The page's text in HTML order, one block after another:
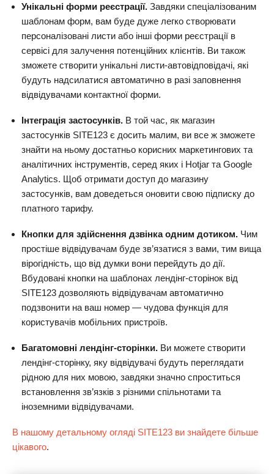
Унікальні форми реєстрації. Завдяки спеціалізованим
шаблонам форм, вам буде дуже легко створювати
персоналізовані листи або інші форми реєстрації в
сервісі для залучення потенційних клієнтів. Ви також
зможете створити унікальні листи-автовідповідачі, які
будуть надсилатися автоматично в разі заповнення
відвідувачами контактної форми.
Інтеграція застосунків. В той час, як магазин
застосунків SITE123 є досить малим, ви все ж зможете
знайти на ньому достатньо корисних маркетингових та
аналітичних інструментів, серед яких і Hotjar та Google
Analytics. Щоб отримати доступ до магазину
застосунків, вам доведеться оновити свою підписку до
платного тарифу.
Кнопки для здійснення дзвінка одним дотиком. Чим
простіше відвідувачам буде зв’язатися з вами, тим вища
вірогідність, що від думки вони перейдуть до дії.
Вбудовані кнопки на шаблонах лендінг-сторінок від
SITE123 дозволяють відвідувачам автоматично
подзвонити на ваш номер — чудова функція для
користувачів мобільних пристроїв.
Багатомовні лендінг-сторінки. Ви можете створити
лендінг-сторінку, яку відвідувачі будуть переглядати
рідною для них мовою, завдяки значно спроститься
встановлення зв’язків з різними спільнотами та
іноземними відвідувачами.
В нашому детальному огляді SITE123 ви знайдете більше
цікавого.